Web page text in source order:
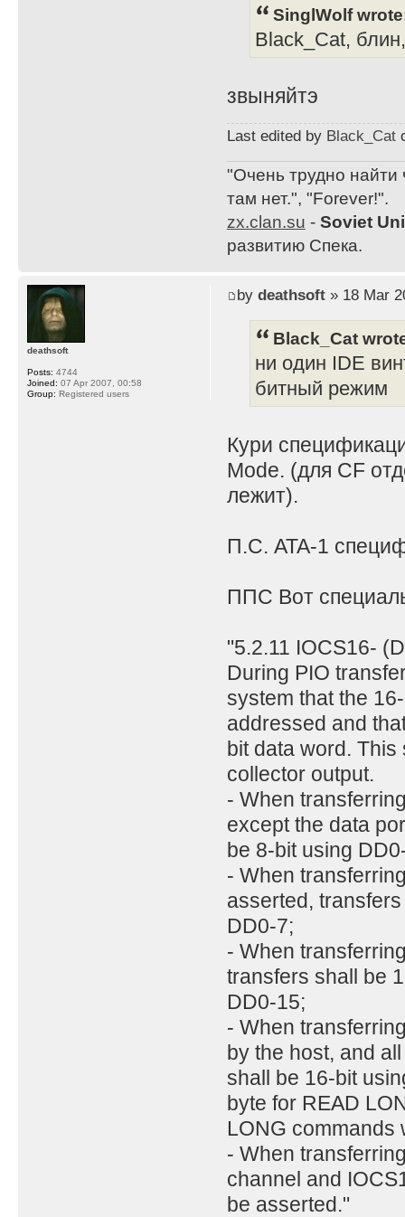
SinglWolf
Black_Cat,
звыняйтэ
Last edited by Black_Cat
"Очень трудно найти
там нет.", "Forever!".
zx.clan.su - Soviet
развитию Спека.
by deathsoft» 18 Mar
Black_Cat
ни один IDE
битный режим
Кури
Mode. (для CF
лежит).
П.С. ATA-1
ППС Вот
"5.2.11 IOCS16-
During PIO
system that the
addressed and
bit data word.
collector output.
- When
except the data
be 8-bit using
- When
asserted,
DD0-7;
- When
transfers shall be
DD0-15;
- When
by the host, and
shall be 16-bit
byte for READ
LONG commands
- When
channel and
be asserted."
deathsoft
Posts: 4744
Joined: 07 Apr 2007, 00:58
Group: Registered users